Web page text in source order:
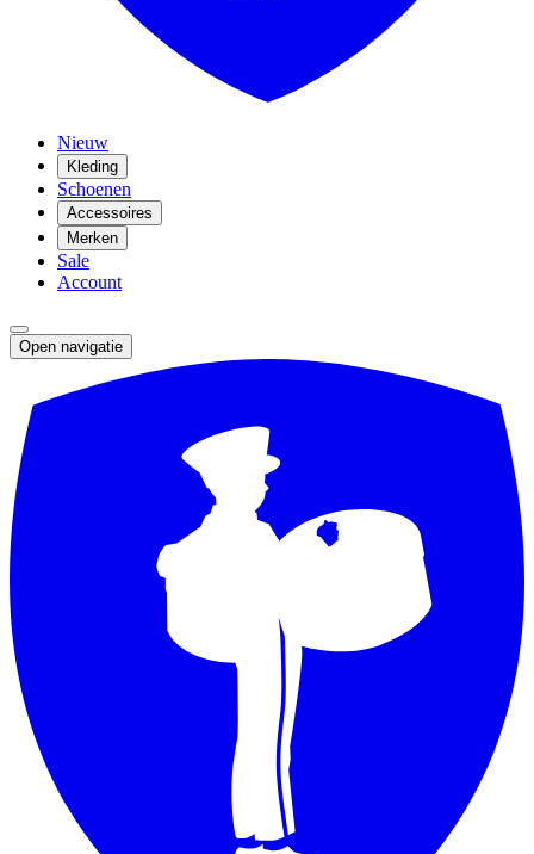
Nieuw
Kleding
Schoenen
Accessoires
Merken
Sale
Account
Open navigatie